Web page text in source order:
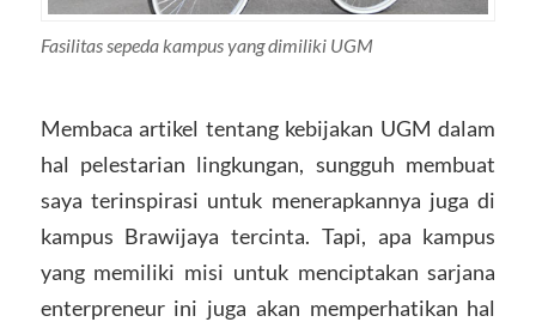
Fasilitas sepeda kampus yang dimiliki UGM
Membaca artikel tentang kebijakan UGM dalam
hal pelestarian lingkungan, sungguh membuat
saya terinspirasi untuk menerapkannya juga di
kampus Brawijaya tercinta. Tapi, apa kampus
yang memiliki misi untuk menciptakan sarjana
enterpreneur ini juga akan memperhatikan hal